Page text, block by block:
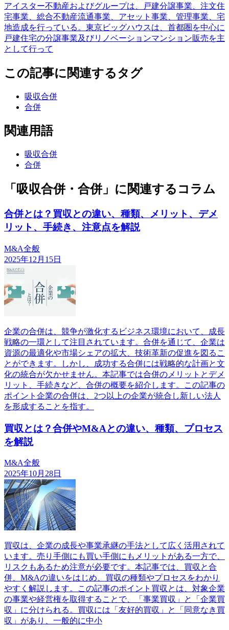
アイスター不動産およびグループは、戸建分譲事業、注文住
宅事業、総合不動産流通事業、アセット事業、管理事業、宅
地造成を行っている。東京ビッグハウスは、首都圏を中心に
戸建住宅の分譲事業及びリノベーションマンション販売を主
として行って
この記事に関連するタグ
吸収合併
合併
関連用語
吸収合併
合併
「吸収合併・合併」に関連するコラム
合併とは？買収との違い、種類、メリット、デメ
リット、手続き、注意点を解説
M&A全般
2025年12月15日
企業の合併は、競争が激化するビジネス環境において、成長
戦略の一環として注目されています。合併を通じて、企業は
資源の最適化や市場シェアの拡大、技術革新の促進を図るこ
とができます。しかし、成功する合併には戦略的な計画と文
化の統合が欠かせません。本記事では合併のメリットとデメ
リット、手続きなど、合併の概要を紹介します。この記事の
ポイント企業の合併は、2つ以上の企業が統合し新しい法人
を形成することを指す。
買収とは？合併やM&Aとの違い、種類、プロセス
を解説
M&A全般
2025年10月28日
買収は、企業の成長や事業承継の手法として広く活用されて
います。売り手側にも買い手側にもメリットがある一方で、
リスクもあるため注意が必要です。本記事では、買収と合
併、M&Aの違いをはじめ、買収の種類やプロセスをわかり
やすく解説します。この記事のポイント買収とは、対象企業
の事業や経営権を取得することで、「事業買収」と「企業買
収」に分けられる。買収には「友好的買収」と「同意なき買
収」があり、一般的に中小